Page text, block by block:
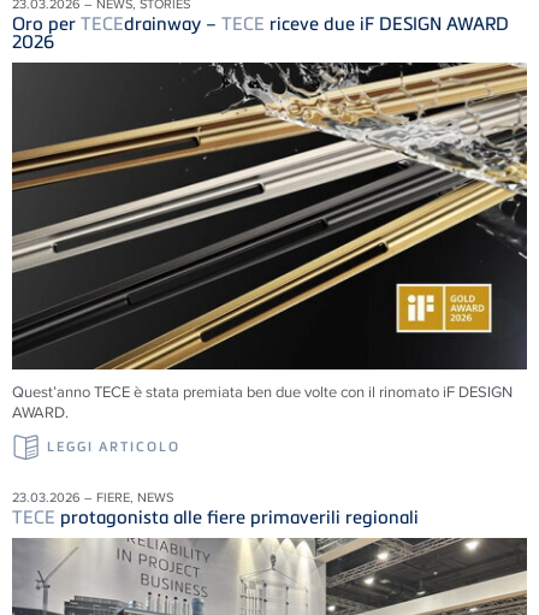
23.03.2026 – NEWS, STORIES
Oro per TECEdrainway – TECE riceve due iF DESIGN AWARD
2026
Quest’anno TECE è stata premiata ben due volte con il rinomato iF DESIGN
AWARD.
LEGGI ARTICOLO
23.03.2026 – FIERE, NEWS
TECE protagonista alle fiere primaverili regionali